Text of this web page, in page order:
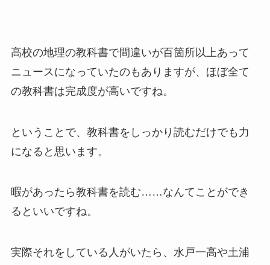
高校の地理の教科書で間違いが百箇所以上あって
ニュースになっていたのもありますが、ほぼ全て
の教科書は完成度が高いですね。
ということで、教科書をしっかり読むだけでも力
になると思います。
暇があったら教科書を読む……なんてことができ
るといいですね。
実際それをしている人がいたら、水戸一高や土浦